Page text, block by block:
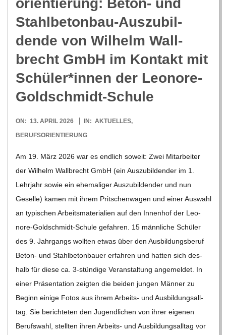
R
E
G
O
L
D
S
C
H
M
Stahl­be­ton­bau-Aus­zu­bil­
dende von Wil­helm Wall­
brecht GmbH im Kon­takt mit
Schüler*innen der Leonore-
Goldschmidt-Schule
2026-
04-
ON: 13. APRIL 2026 IN: AKTUELLES,
BERUFSORIENTIERUNG
Am 19. März 2026 war es end­lich soweit: Zwei Mit­ar­bei­ter
der Wil­helm Wall­brecht GmbH (ein Aus­zu­bil­den­der im 1.
Lehr­jahr sowie ein ehe­ma­li­ger Aus­zu­bil­den­der und nun
Geselle) kamen mit ihrem Prit­schen­wa­gen und einer Aus­wahl
an typi­schen Arbeits­ma­te­ria­lien auf den Innen­hof der Leo­­
nore-Gol­d­­schmidt-Schule gefah­ren. 15 männ­li­che Schü­ler
des 9. Jahr­gangs woll­ten etwas über den Aus­bil­dungs­be­ruf
Beton- und Stahl­be­ton­bauer erfah­ren und hat­ten sich des­
halb für diese ca. 3‑stündige Ver­an­stal­tung ange­mel­det. In
einer Prä­sen­ta­tion zeig­ten die bei­den jun­gen Män­ner zu
Beginn einige Fotos aus ihrem Arbeits- und Aus­bil­dungs­all­
tag. Sie berich­te­ten den Jugend­li­chen von ihrer eige­nen
Berufs­wahl, stell­ten ihren Arbeits- und Aus­bil­dungs­all­tag vor